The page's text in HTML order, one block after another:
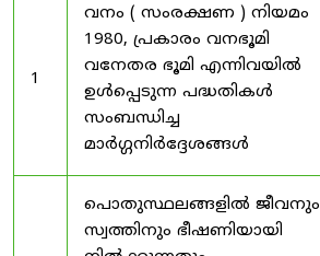
1
വനം ( സംരക്ഷണ ) നിയമം
1980, പ്രകാരം വനഭൂമി
വനേതര ഭൂമി എന്നിവയിൽ
ഉൾപ്പെടുന്ന പദ്ധതികൾ
സംബന്ധിച്ച
മാർഗ്ഗനിർദ്ദേശങ്ങൾ
പൊതുസ്ഥലങ്ങളിൽ ജീവനും
സ്വത്തിനും ഭീഷണിയായി